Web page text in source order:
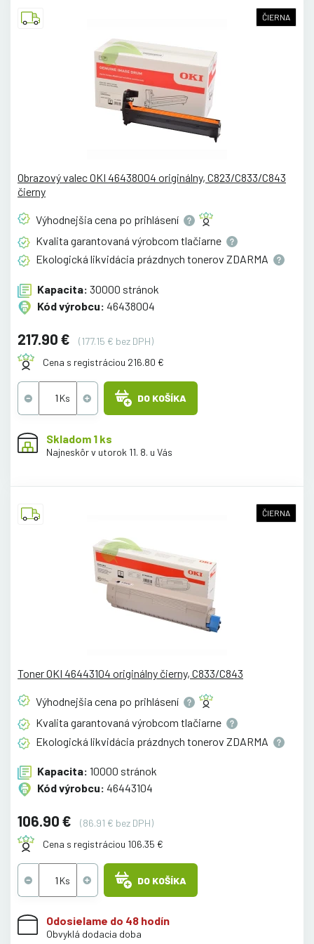
ČIERNA
Obrazový valec OKI 46438004 originálny, C823/C833/C843
čierny
Výhodnejšia cena po prihlásení
Kvalita garantovaná výrobcom tlačiarne
Ekologická likvidácia prázdnych tonerov ZDARMA
Kapacita: 30000 stránok
Kód výrobcu: 46438004
217.90 €
(177.15 € bez DPH)
Cena s registráciou 216.80 €
DO KOŠÍKA
Skladom 1 ks
Najneskôr v utorok 11. 8. u Vás
ČIERNA
Toner OKI 46443104 originálny čierny, C833/C843
Výhodnejšia cena po prihlásení
Kvalita garantovaná výrobcom tlačiarne
Ekologická likvidácia prázdnych tonerov ZDARMA
Kapacita: 10000 stránok
Kód výrobcu: 46443104
106.90 €
(86.91 € bez DPH)
Cena s registráciou 106.35 €
DO KOŠÍKA
Odosielame do 48 hodín
Obvyklá dodacia doba